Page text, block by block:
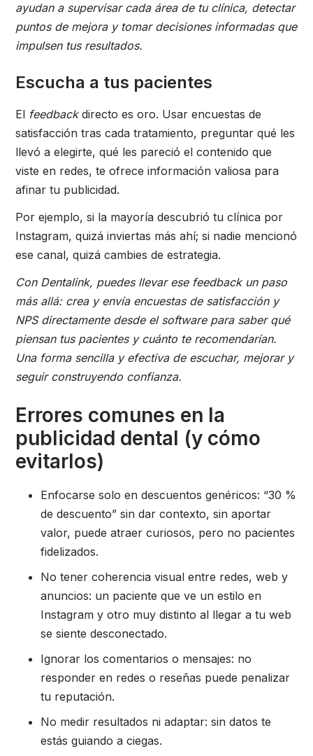
ayudan a supervisar cada área de tu clínica, detectar
puntos de mejora y tomar decisiones informadas que
impulsen tus resultados.
Escucha a tus pacientes
El feedbackdirecto es oro. Usar encuestas de
satisfacción tras cada tratamiento, preguntar qué les
llevó a elegirte, qué les pareció el contenido que
viste en redes, te ofrece información valiosa para
afinar tu publicidad.
Por ejemplo, si la mayoría descubrió tu clínica por
Instagram, quizá inviertas más ahí; si nadie mencionó
ese canal, quizá cambies de estrategia.
Con Dentalink, puedes llevar ese feedback un paso
más allá: crea y envía encuestas de satisfacción y
NPS directamente desde el software para saber qué
piensan tus pacientes y cuánto te recomendarían.
Una forma sencilla y efectiva de escuchar, mejorar y
seguir construyendo confianza.
Errores comunes en la
publicidad dental (y cómo
evitarlos)
Enfocarse solo en descuentos genéricos: “30 %
de descuento” sin dar contexto, sin aportar
valor, puede atraer curiosos, pero no pacientes
fidelizados.
No tener coherencia visual entre redes, web y
anuncios: un paciente que ve un estilo en
Instagram y otro muy distinto al llegar a tu web
se siente desconectado.
Ignorar los comentarios o mensajes: no
responder en redes o reseñas puede penalizar
tu reputación.
No medir resultados ni adaptar: sin datos te
estás guiando a ciegas.